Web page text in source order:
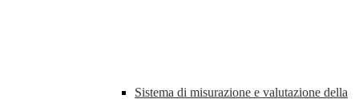
Sistema di misurazione e valutazione della